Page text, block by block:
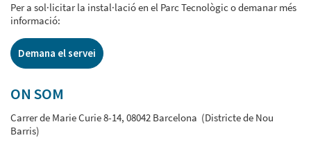
Per a sol·licitar la instal·lació en el Parc Tecnològic o demanar més
informació:
Demana el servei
ON SOM
Carrer de Marie Curie 8-14, 08042 Barcelona (Districte de Nou
Barris)